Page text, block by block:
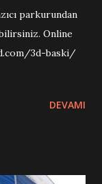
parkurundan
Online
3d-baski/
DEVAMI